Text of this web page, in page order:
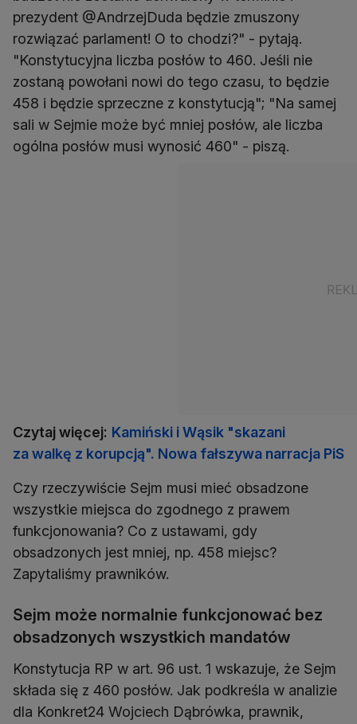
prezydent @AndrzejDuda będzie zmuszony
rozwiązać parlament! O to chodzi?" - pytają.
"Konstytucyjna liczba posłów to 460. Jeśli nie
zostaną powołani nowi do tego czasu, to będzie
458 i będzie sprzeczne z konstytucją"; "Na samej
sali w Sejmie może być mniej posłów, ale liczba
ogólna posłów musi wynosić 460" - piszą.
Czytaj więcej: Kamiński i Wąsik "skazani
za walkę z korupcją". Nowa fałszywa narracja PiS
Czy rzeczywiście Sejm musi mieć obsadzone
wszystkie miejsca do zgodnego z prawem
funkcjonowania? Co z ustawami, gdy
obsadzonych jest mniej, np. 458 miejsc?
Zapytaliśmy prawników.
Sejm może normalnie funkcjonować bez
obsadzonych wszystkich mandatów
Konstytucja RP w art. 96 ust. 1 wskazuje, że Sejm
składa się z 460 posłów. Jak podkreśla w analizie
dla Konkret24 Wojciech Dąbrówka, prawnik,